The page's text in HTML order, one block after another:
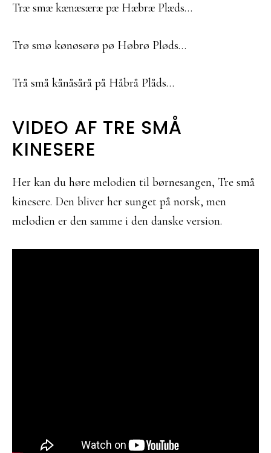
Træ smæ kænæsæræ pæ Hæbræ Plæds…
Trø smø kønøsørø pø Høbrø Pløds…
Trå små kånåsårå på Håbrå Plåds…
VIDEO AF TRE SMÅ
KINESERE
Her kan du høre melodien til børnesangen, Tre små
kinesere. Den bliver her sunget på norsk, men
melodien er den samme i den danske version.